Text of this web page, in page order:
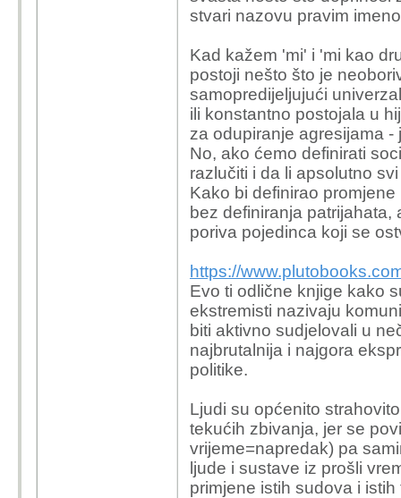
I nije bitno što je ona
jest poanta -
obratno, jer sustava
Možeš li mi
odvojiti od 30 godina
veze sa politikom.
othranio pojedince
sve ostalo
Evo slučaj sa riječkog
https://www.index.hr/
novca-dao-udruzi-u-
Rektor je bivši
studentskog zbora je
program je dala
moguće u županiji od
se sustavno ne
TL:DR; hmmm, mogu
dovelo do toga da
utječu na sustav već
radi se samo tome
idu s njima i zasto su
Po tvojoj logici
uzroke Holokausta bi
Hitlera. A u stvarnosti
obicni ljudi
Tebe je strasno
produktom slobodnog
krenuo s totalnim
apstrakciju) kako bi
se opet spustio na
ustvari tvoj subjektivni
sam inicijalno
Svaka tvoja tvrdnja u
zdravo za gotovo
tvoje, a ne i od
sustava nije
spustiti na razinu
govore "HDZ lopovi"
korporacija psihopati
korproacije postoje.
stvari nazovu pravim
Kad kažem 'mi' i 'mi kao
postoji nešto što je
samopredijeljujući
ili konstantno postojala u
za odupiranje agresijama
No, ako ćemo definirati
razlučiti i da li apsolutno
Kako bi definirao
bez definiranja
poriva pojedinca koji se
https://
Evo ti odlične knjige kako
ekstremisti nazivaju
biti aktivno sudjelovali u
najbrutalnija i najgora
politike.
Ljudi su općenito
tekućih zbivanja, jer se
vrijeme=napredak) pa
ljude i sustave iz prošli
primjene istih sudova i